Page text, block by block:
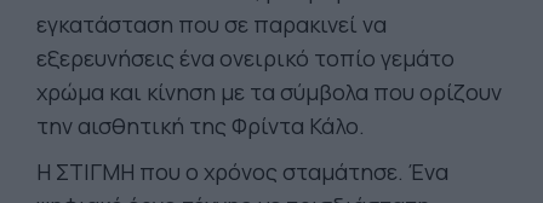
εγκατάσταση που σε παρακινεί να
εξερευνήσεις ένα ονειρικό τοπίο γεμάτο
χρώμα και κίνηση με τα σύμβολα που ορίζουν
την αισθητική της Φρίντα Κάλο.
Η ΣΤΙΓΜΗ που ο χρόνος σταμάτησε. Ένα